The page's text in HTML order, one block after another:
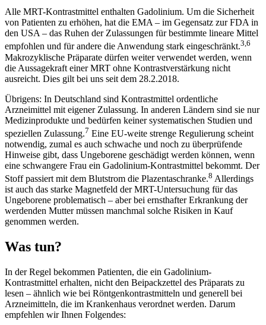
Alle MRT-Kontrastmittel enthalten Gadolinium. Um die Sicherheit
von Patienten zu erhöhen, hat die EMA – im Gegensatz zur FDA in
den USA – das Ruhen der Zulassungen für bestimmte lineare Mittel
empfohlen und für andere die Anwendung stark eingeschränkt.3,6
Makrozyklische Präparate dürfen weiter verwendet werden, wenn
die Aussagekraft einer MRT ohne Kontrastverstärkung nicht
ausreicht. Dies gilt bei uns seit dem 28.2.2018.
Übrigens: In Deutschland sind Kontrastmittel ordentliche
Arzneimittel mit eigener Zulassung. In anderen Ländern sind sie nur
Medizinprodukte und bedürfen keiner systematischen Studien und
speziellen Zulassung.7 Eine EU-weite strenge Regulierung scheint
notwendig, zumal es auch schwache und noch zu überprüfende
Hinweise gibt, dass Ungeborene geschädigt werden können, wenn
eine schwangere Frau ein Gadolinium-Kontrastmittel bekommt. Der
Stoff passiert mit dem Blutstrom die Plazenta­schranke.8 Allerdings
ist auch das starke Magnetfeld der MRT-Untersuchung für das
Ungeborene problematisch – aber bei ernsthafter Erkrankung der
werdenden Mutter müssen manchmal solche Risiken in Kauf
genommen werden.
Was tun?
In der Regel bekommen Patienten, die ein Gadolinium-
Kontrastmittel erhalten, nicht den Beipackzettel des Präparats zu
lesen – ähnlich wie bei Röntgenkontrastmitteln und generell bei
Arzneimitteln, die im Krankenhaus verordnet werden. Darum
empfehlen wir Ihnen Folgendes: